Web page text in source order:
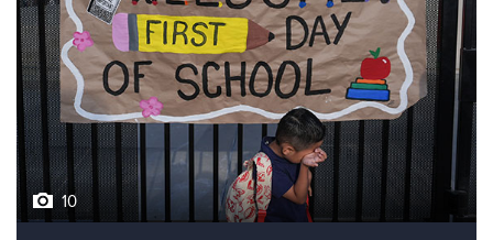
10
Фотохроника 7 августа